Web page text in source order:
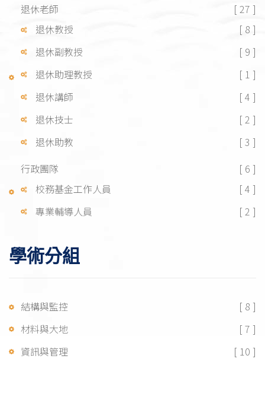
退休老師
[ 27 ]
退休教授
[ 8 ]
退休副教授
[ 9 ]
退休助理教授
[ 1 ]
退休講師
[ 4 ]
退休技士
[ 2 ]
退休助教
[ 3 ]
行政團隊
[ 6 ]
校務基金工作人員
[ 4 ]
專業輔導人員
[ 2 ]
學術分組
結構與監控
[ 8 ]
材料與大地
[ 7 ]
資訊與管理
[ 10 ]